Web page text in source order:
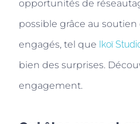
opportunités de
possible grâce au
engagés, tel que Ikoï
bien des surprises.
engagement.